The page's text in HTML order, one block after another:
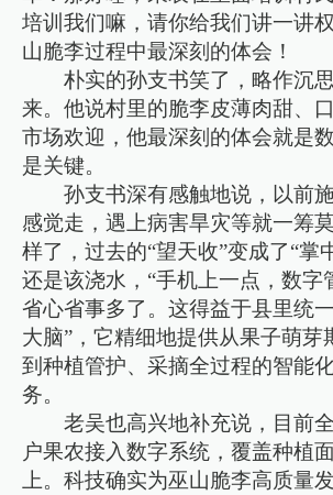
培训我们嘛，请你给我们讲一讲
山脆李过程中最深刻的体会！
朴实的孙支书笑了，略作沉
来。他说村里的脆李皮薄肉甜、
市场欢迎，他最深刻的体会就是
是关键。
孙支书深有感触地说，以前
感觉走，遇上病害旱灾等就一筹
样了，过去的“望天收”变成了“掌
还是该浇水，“手机上一点，数字
省心省事多了。这得益于县里统
大脑”，它精细地提供从果子萌芽
到种植管护、采摘全过程的智能
务。
老吴也高兴地补充说，目前
户果农接入数字系统，覆盖种植
上。科技确实为巫山脆李高质量